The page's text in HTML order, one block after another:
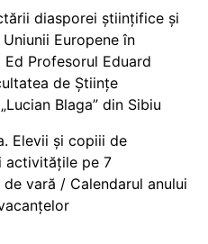
diasporei științifice și
Europene în
Profesorul Eduard
de Științe
Blaga” din Sibiu
Elevii și copiii de
activitățile pe 7
vară / Calendarul anului